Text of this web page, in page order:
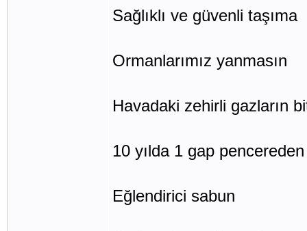
Sağlıklı ve güvenli taşıma
Ormanlarımız yanmasın
Havadaki zehirli gazların
10 yılda 1 gap
Eğlendirici sabun